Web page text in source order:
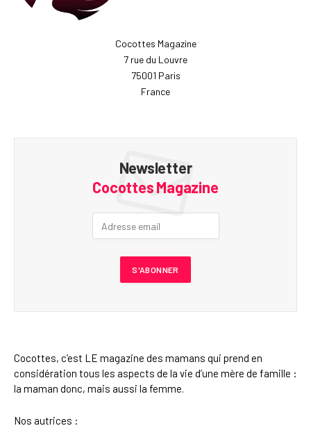
Cocottes Magazine
7 rue du Louvre
75001 Paris
France
Newsletter
Cocottes Magazine
Cocottes, c’est LE magazine des mamans qui prend en
considération tous les aspects de la vie d’une mère de famille :
la maman donc, mais aussi la femme.
Nos autrices :